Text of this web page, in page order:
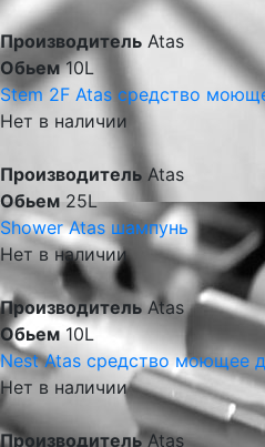
Производитель Atas
Обьем10L
Stem 2F Atas средство
Нет в наличии
Производитель Atas
Обьем 25L
Shower Atas шампунь
Нет в наличии
Производитель Atas
Обьем10L
Nest Atas средство моющее
Нет в наличии
ПроизводительAtas